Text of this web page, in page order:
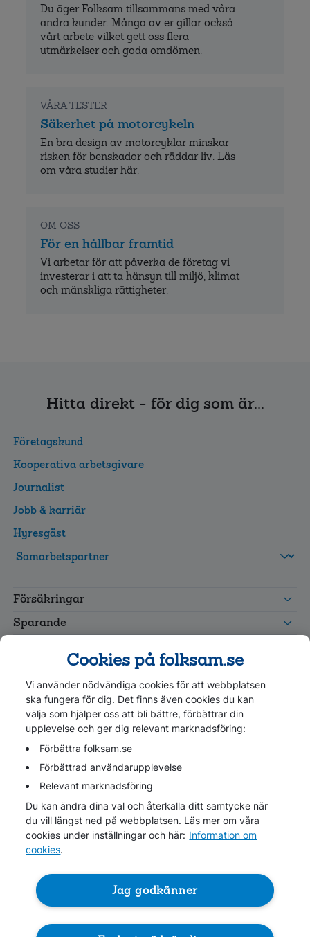
Du äger Folksam tillsammans med våra
andra kunder. Många av er gillar också
vårt arbete vilket gett oss flera
utmärkelser och goda omdömen.
VÅRA TESTER
Säkerhet på motorcykeln
En bra design av motorcyklar minskar
risken för benskador och räddar liv. Läs
om våra studier här.
OM OSS
För en hållbar framtid
Vi arbetar för att påverka de företag vi
investerar i att ta hänsyn till miljö, klimat
och mänskliga rättigheter.
Hitta direkt - för dig som är...
Företagskund
Kooperativa arbetsgivare
Journalist
Jobb & karriär
Hyresgäst
grupp
Leverantörswebb
Försäkringar
Sparande
Kundservice
Hjälp
Webbkarta
Cookies
Hantera cookies
Personuppgifter GDPR
Tillgänglighetsredogörelse
Om penningtvättslagen
Lättläst
Cookies på folksam.se
Vi använder nödvändiga cookies för att webbplatsen
ska fungera för dig. Det finns även cookies du kan
välja som hjälper oss att bli bättre, förbättrar din
upplevelse och ger dig relevant marknadsföring:
Förbättra folksam.se
Förbättrad användarupplevelse
Relevant marknadsföring
Du kan ändra dina val och återkalla ditt samtycke när
du vill längst ned på webbplatsen. Läs mer om våra
cookies under inställningar och här: Information om
cookies.
Jag godkänner